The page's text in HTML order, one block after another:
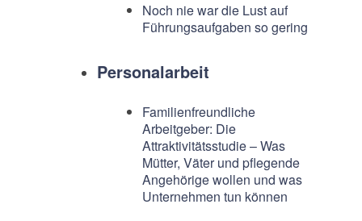
Noch nie war die Lust auf
Führungsaufgaben so gering
Personalarbeit
Familienfreundliche
Arbeitgeber: Die
Attraktivitätsstudie – Was
Mütter, Väter und pflegende
Angehörige wollen und was
Unternehmen tun können